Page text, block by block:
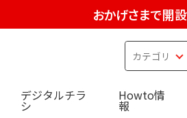
おかげさまで開
デジタルチラ
シ
Howto情
報